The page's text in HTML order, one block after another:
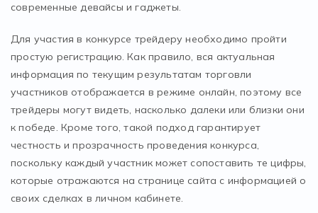
современные девайсы и гаджеты.
Для участия в конкурсе трейдеру необходимо пройти
простую регистрацию. Как правило, вся актуальная
информация по текущим результатам торговли
участников отображается в режиме онлайн, поэтому все
трейдеры могут видеть, насколько далеки или близки они
к победе. Кроме того, такой подход гарантирует
честность и прозрачность проведения конкурса,
поскольку каждый участник может сопоставить те цифры,
которые отражаются на странице сайта с информацией о
своих сделках в личном кабинете.